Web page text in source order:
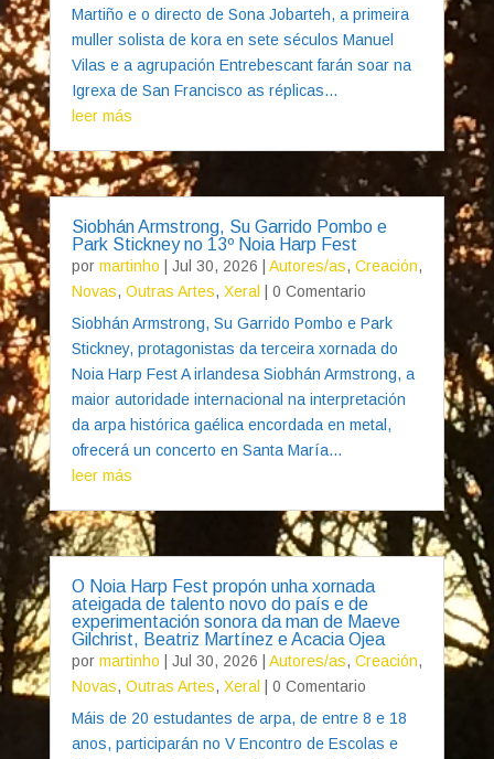
Martiño e o directo de Sona Jobarteh, a primeira
muller solista de kora en sete séculos Manuel
Vilas e a agrupación Entrebescant farán soar na
Igrexa de San Francisco as réplicas...
leer más
Siobhán Armstrong, Su Garrido Pombo e
Park Stickney no 13º Noia Harp Fest
por martinho Jul 30, 2026 Autores/as, Creación,
Novas, Outras Artes, Xeral
| 0 Comentario
Siobhán Armstrong, Su Garrido Pombo e Park
Stickney, protagonistas da terceira xornada do
Noia Harp Fest A irlandesa Siobhán Armstrong, a
maior autoridade internacional na interpretación
da arpa histórica gaélica encordada en metal,
ofrecerá un concerto en Santa María...
leer más
O Noia Harp Fest propón unha xornada
ateigada de talento novo do país e de
experimentación sonora da man de Maeve
Gilchrist, Beatriz Martínez e Acacia Ojea
por martinho Jul 30, 2026 Autores/as, Creación,
Novas, Outras Artes, Xeral
| 0 Comentario
Máis de 20 estudantes de arpa, de entre 8 e 18
anos, participarán no V Encontro de Escolas e